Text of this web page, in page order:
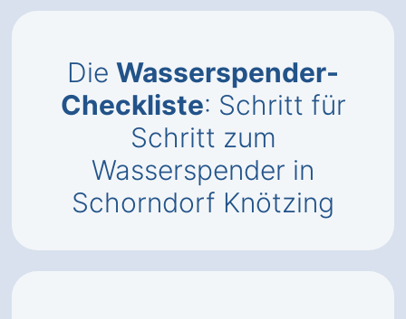
Die Wasserspender-
Checkliste: Schritt für
Schritt zum
Wasserspender in
Schorndorf Knötzing